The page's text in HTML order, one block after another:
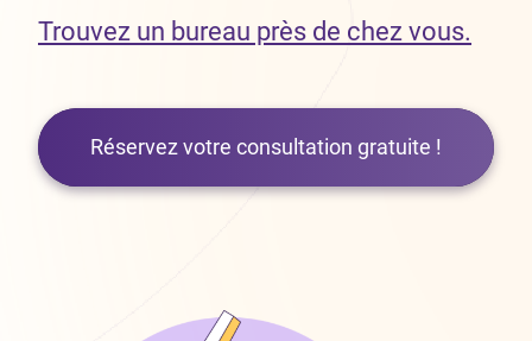
Trouvez un bureau près de chez vous.
Réservez votre consultation gratuite !